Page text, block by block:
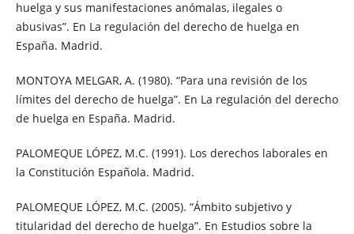
huelga y sus manifestaciones anómalas, ilegales o
abusivas”. En La regulación del derecho de huelga en
España. Madrid.
MONTOYA MELGAR, A. (1980). “Para una revisión de los
límites del derecho de huelga”. En La regulación del derecho
de huelga en España. Madrid.
PALOMEQUE LÓPEZ, M.C. (1991). Los derechos laborales en
la Constitución Española. Madrid.
PALOMEQUE LÓPEZ, M.C. (2005). “Ámbito subjetivo y
titularidad del derecho de huelga”. En Estudios sobre la